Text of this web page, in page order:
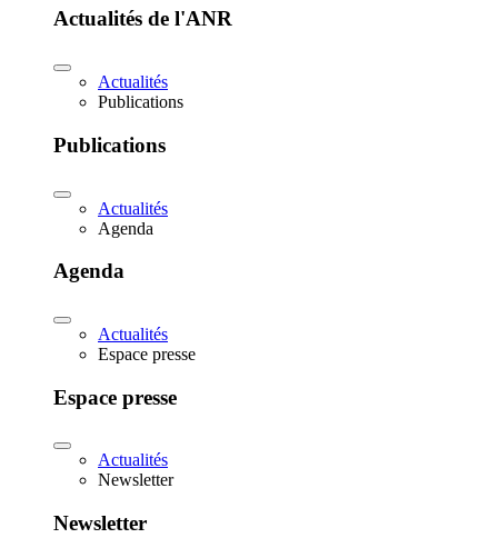
Actualités de l'ANR
Actualités
Publications
Publications
Actualités
Agenda
Agenda
Actualités
Espace presse
Espace presse
Actualités
Newsletter
Newsletter